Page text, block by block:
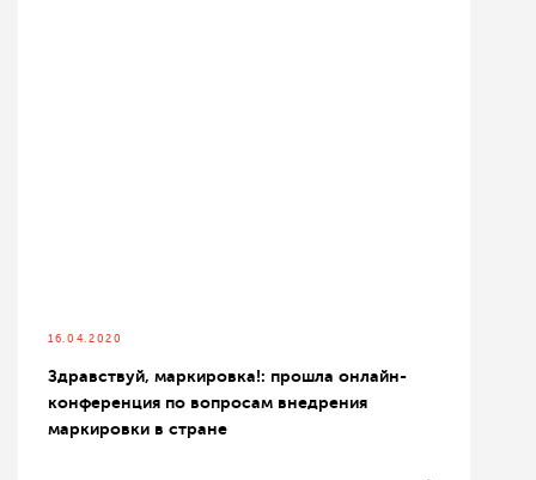
16.04.2020
Здравствуй, маркировка!: прошла онлайн-
конференция по вопросам внедрения
маркировки в стране